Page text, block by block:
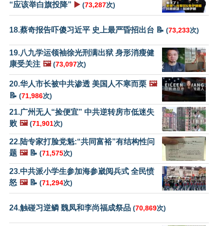
“应该举白旗投降” ▶️ (73,287次)
18.蔡奇报告吓傻习近平 史上最严昏招出台 📝 (73,233次)
19.八九学运领袖徐光刑满出狱 身形消瘦健
康受关注 🖼️ (73,097次)
20.华人市长被中共渗透 美国人不寒而栗 🖼️
📝 (71,986次)
21.广州无人“捡便宜” 中共逆转房市低迷失
败 🖼️ (71,901次)
22.陆专家打脸党魁:“共同富裕”有结构性问
题 🖼️📝 (71,575次)
23.中共派小学生参加海参崴阅兵式 全民愤
怒 🖼️📝 (71,294次)
24.触碰习逆鳞 魏凤和李尚福成祭品 (70,869次)